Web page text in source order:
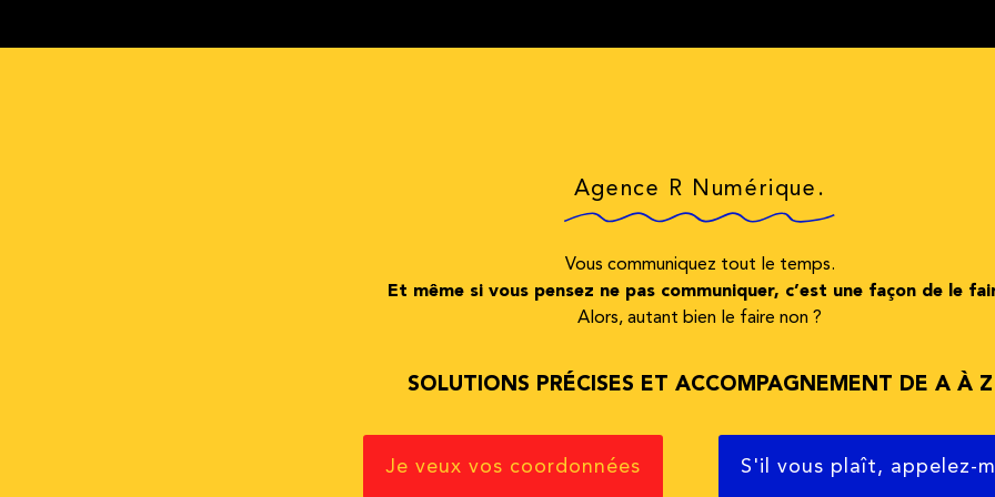
Agence R Numérique.
Vous communiquez tout le temps.
Et même si vous pensez ne pas communiquer, c’est une façon de le
Alors, autant bien le faire non ?
SOLUTIONS PRÉCISES ET ACCOMPAGNEMENT DE A À Z
Je veux vos coordonnées S'il vous plaît, appelez-